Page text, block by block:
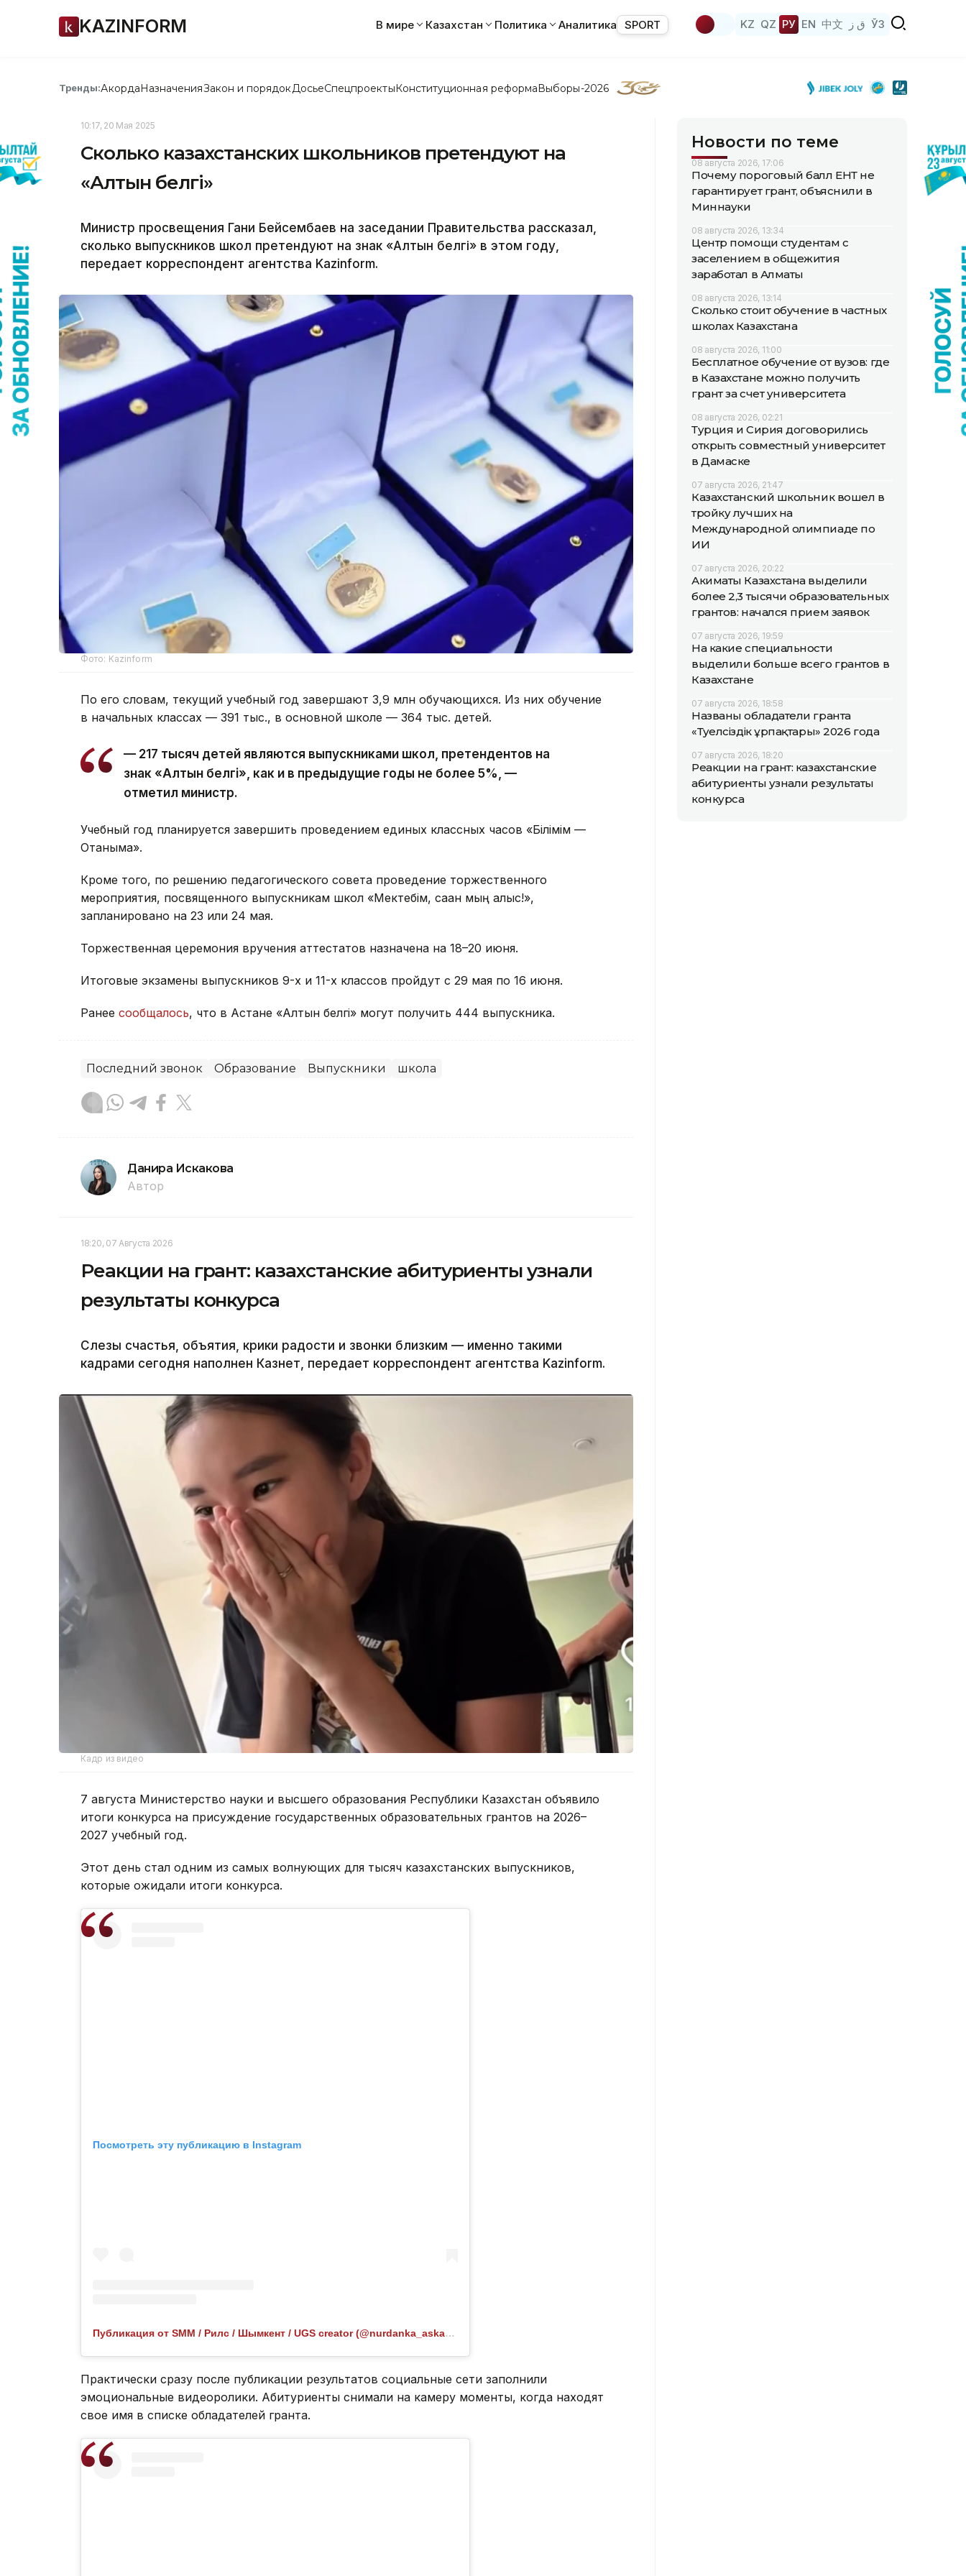
KAZINFORM В мире Казахстан Политика Аналитика SPORT KZ QZ РУ EN 中文 ق ز ЎЗ
Тренды:АкордаНазначенияЗакон и порядок ДосьеСпецпроектыКонституционная реформаВыборы-2026
10:17, 20 Мая 2025
Сколько казахстанских школьников претендуют на
«Алтын белгі»
Министр просвещения Гани Бейсембаев на заседании Правительства рассказал,
сколько выпускников школ претендуют на знак «Алтын белгі» в этом году,
передает корреспондент агентства Kazinform.
Фото: Kazinform
По его словам, текущий учебный год завершают 3,9 млн обучающихся. Из них обучение
в начальных классах — 391 тыс., в основной школе — 364 тыс. детей.
— 217 тысяч детей являются выпускниками школ, претендентов на
знак «Алтын белгі», как и в предыдущие годы не более 5%, —
отметил министр.
Учебный год планируется завершить проведением единых классных часов «Білімім —
Отаныма».
Кроме того, по решению педагогического совета проведение торжественного
мероприятия, посвященного выпускникам школ «Мектебім, саған мың алғыс!»,
запланировано на 23 или 24 мая.
Торжественная церемония вручения аттестатов назначена на 18–20 июня.
Итоговые экзамены выпускников 9-х и 11-х классов пройдут с 29 мая по 16 июня.
Ранее сообщалось, что в Астане «Алтын белгі» могут получить 444 выпускника.
Последний звонок Образование Выпускники школа
Данира Искакова
Автор
18:20, 07 Августа 2026
Реакции на грант: казахстанские абитуриенты узнали
результаты конкурса
Слезы счастья, объятия, крики радости и звонки близким — именно такими
кадрами сегодня наполнен Казнет, передает корреспондент агентства Kazinform.
Кадр из видео
7 августа Министерство науки и высшего образования Республики Казахстан объявило
итоги конкурса на присуждение государственных образовательных грантов на 2026–
2027 учебный год.
Этот день стал одним из самых волнующих для тысяч казахстанских выпускников,
которые ожидали итоги конкурса.
Посмотреть эту публикацию в Instagram
Публикация от SMM / Рилс / Шымкент / UGS creator (@nurdanka_askarkyzy)
Практически сразу после публикации результатов социальные сети заполнили
эмоциональные видеоролики. Абитуриенты снимали на камеру моменты, когда находят
свое имя в списке обладателей гранта.
Новости по теме
08 августа 2026, 17:06
Почему пороговый балл ЕНТ не
гарантирует грант, объяснили в
Миннауки
08 августа 2026, 13:34
Центр помощи студентам с
заселением в общежития
заработал в Алматы
08 августа 2026, 13:14
Сколько стоит обучение в частных
школах Казахстана
08 августа 2026, 11:00
Бесплатное обучение от вузов: где
в Казахстане можно получить
грант за счет университета
08 августа 2026, 02:21
Турция и Сирия договорились
открыть совместный университет
в Дамаске
07 августа 2026, 21:47
Казахстанский школьник вошел в
тройку лучших на
Международной олимпиаде по
ИИ
07 августа 2026, 20:22
Акиматы Казахстана выделили
более 2,3 тысячи образовательных
грантов: начался прием заявок
07 августа 2026, 19:59
На какие специальности
выделили больше всего грантов в
Казахстане
07 августа 2026, 18:58
Названы обладатели гранта
«Тәуелсіздік ұрпақтары» 2026 года
07 августа 2026, 18:20
Реакции на грант: казахстанские
абитуриенты узнали результаты
конкурса